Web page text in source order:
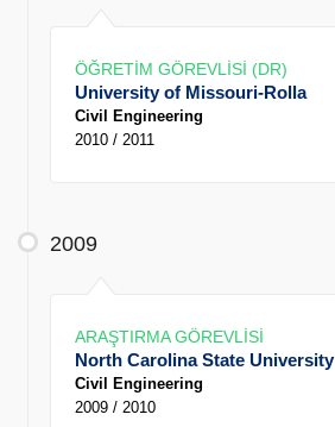
ÖĞRETİM GÖREVLİSİ (DR)
University of Missouri-Rolla
Civil Engineering
2010 / 2011
2009
ARAŞTIRMA GÖREVLİSİ
North Carolina State University
Civil Engineering
2009 / 2010